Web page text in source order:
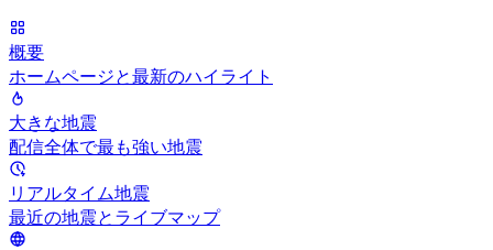
概要
ホームページと最新のハイライト
大きな地震
配信全体で最も強い地震
リアルタイム地震
最近の地震とライブマップ